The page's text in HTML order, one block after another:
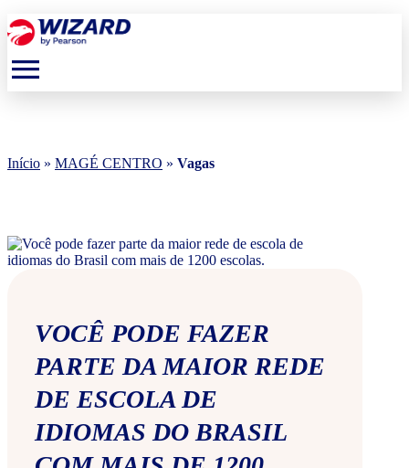
menu
Início » MAGÉ CENTRO » Vagas
VOCÊ PODE FAZER
PARTE DA MAIOR REDE
DE ESCOLA DE
IDIOMAS DO BRASIL